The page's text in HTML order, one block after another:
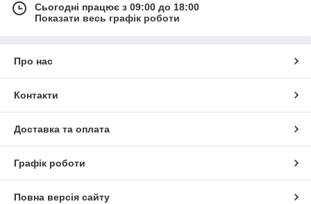
Сьогодні працює з 09:00 до 18:00
Показати весь графік роботи
Про нас
Контакти
Доставка та оплата
Графік роботи
Повна версія сайту